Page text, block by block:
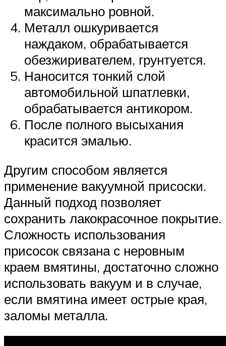
максимально ровной.
Металл ошкуривается
наждаком, обрабатывается
обезжиривателем, грунтуется.
Наносится тонкий слой
автомобильной шпатлевки,
обрабатывается антикором.
После полного высыхания
красится эмалью.
Другим способом является
применение вакуумной присоски.
Данный подход позволяет
сохранить лакокрасочное покрытие.
Сложность использования
присосок связана с неровным
краем вмятины, достаточно сложно
использовать вакуум и в случае,
если вмятина имеет острые края,
заломы металла.